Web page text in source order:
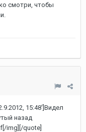
смотри, чтобы
15:48']Видел
назад
img][/quote]